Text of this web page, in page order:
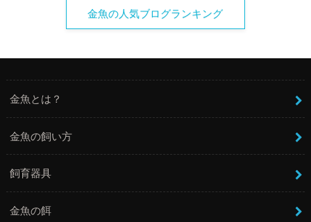
金魚の人気ブログランキング
金魚とは？
金魚の飼い方
飼育器具
金魚の餌